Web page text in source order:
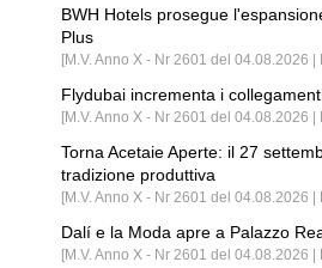
BWH Hotels prosegue
Plus
[M.V. Anno X - Nr 2601 del 04.08.2026 |
Flydubai incrementa i
[M.V. Anno X - Nr 2601 del 04.08.2026 |
Torna Acetaie Aperte: il 27
tradizione produttiva
[M.V. Anno X - Nr 2601 del 04.08.2026 |
Dalí e la Moda apre a Palazzo
[M.V. Anno X - Nr 2601 del 04.08.2026 |